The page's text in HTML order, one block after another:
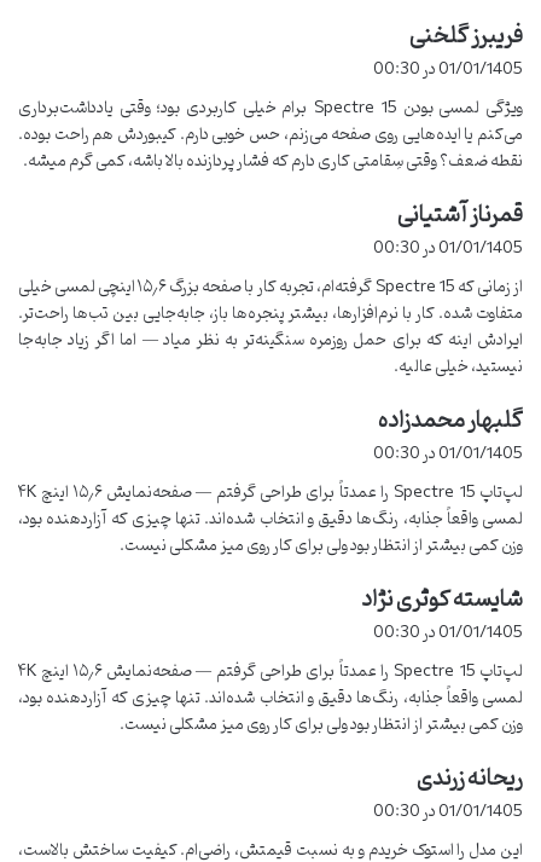
تجربه شخصی از استفاده لپ تاپ HP
Spectre 15
باید بگم، اولین چیزی که در مورد این لپ تاپ نظرم رو جلب کرد، طراحی
بسیار زیبا و باریکش بود.
فوق‌العاده است. ولی بیاید کمی بیشتر به جزئیاتش بپردازیم:
عملکرد عمومی لپ تاپ
Intel Core i7و رم16
مثل ویرایش ویدیو، طراحی گرافیکی و حتی بازی‌های سبک رو بدون لگ یا
کندی تجربه کنید. البته، یه مشکل کوچیکی که من باهاش مواجه شدم
این بود که موقع استفاده طولانی مدت از لپ تاپ، دمای دستگاه کمی بالا
می‌رفت و فن‌هاش صدای بیشتری تولید می‌کردن.
مشکل داغ شدن و راه‌حل
یکی از مشکلات رایج در لپ تاپ های باریک مثلHP Spectre 15، داغ
شدن دستگاه است. برای رفع این مشکل، من یه کولپد خریدم و زیر لپ تاپ
گذاشتم که خیلی کمک کرد. همچنین، استفاده از نرم‌افزارهای مدیریت
مصرف برق مثل
عملکرد فن‌ها رو بهبود بده و دمای دستگاه رو کنترل کنه.
فریبرز گلخنیف
:
01/01/1405 در 00:30
ویژگی لمسی بودن Spectre 15 برام خیلی کاربردی بود؛ وقتی یادداشت‌برداری
می‌کنم یا ایده‌هایی روی صفحه می‌زنم، حس خوبی دارم. کیبوردش هم راحت بوده.
نقطه ضعف؟ وقتی سِقامتی کاری دارم که فشار پردازنده بالا باشه، کمی گرم میشه.
قمرناز آشتیانیف
:
01/01/1405 در 00:30
از زمانی که Spectre 15 گرفته‌ام، تجربه کار با صفحه بزرگ ۱۵٫۶ اینچی لمسی خیلی
متفاوت شده. کار با نرم‌افزارها، بیشتر پنجره‌ها باز، جابه‌جایی بین تب‌ها راحت‌تر.
ایرادش اینه که برای حمل روزمره سنگینه‌تر به نظر میاد — اما اگر زیاد جابه‌جا
نیستید، خیلی عالیه.
گلبهار محمدزادهف
:
01/01/1405 در 00:30
لپ‌تاپ Spectre 15 را عمدتاً برای طراحی گرفتم — صفحه‌نمایش ۱۵٫۶ اینچ ۴K
لمسی واقعاً جذابه، رنگ‌ها دقیق و انتخاب‌ شده‌اند. تنها چیزی که آزاردهنده بود،
وزن کمی بیشتر از انتظار بود ولی برای کار روی میز مشکلی نیست.
شایسته کوثری نژاد
:
01/01/1405 در 00:30
لپ‌تاپ Spectre 15 را عمدتاً برای طراحی گرفتم — صفحه‌نمایش ۱۵٫۶ اینچ ۴K
لمسی واقعاً جذابه، رنگ‌ها دقیق و انتخاب‌ شده‌اند. تنها چیزی که آزاردهنده بود،
وزن کمی بیشتر از انتظار بود ولی برای کار روی میز مشکلی نیست.
ریحانه زرندیف
01/01/1405 در 00:30
این مدل را استوک خریدم و به نسبت قیمتش، راضی‌ام. کیفیت ساختش بالاست،